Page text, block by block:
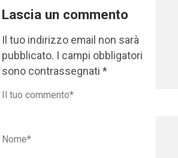
Lascia un commento
Il tuo indirizzo email non sarà
pubblicato. I campi obbligatori
sono contrassegnati*